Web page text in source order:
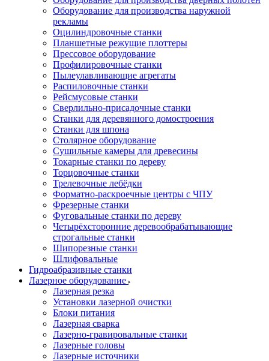
Оборудование для производства наружной
рекламы
Оцилиндровочные станки
Планшетные режущие плоттеры
Прессовое оборудование
Профилировочные станки
Пылеулавливающие агрегаты
Распиловочные станки
Рейсмусовые станки
Сверлильно-присадочные станки
Станки для деревянного домостроения
Станки для шпона
Столярное оборудование
Сушильные камеры для древесины
Токарные станки по дереву
Торцовочные станки
Трелевочные лебёдки
Форматно-раскроечные центры с ЧПУ
Фрезерные станки
Фуговальные станки по дереву
Четырёхсторонние деревообрабатывающие
строгальные станки
Шипорезные станки
Шлифовальные
Гидроабразивные станки
Лазерное оборудование
Лазерная резка
Установки лазерной очистки
Блоки питания
Лазерная сварка
Лазерно-гравировальные станки
Лазерные головы
Лазерные источники